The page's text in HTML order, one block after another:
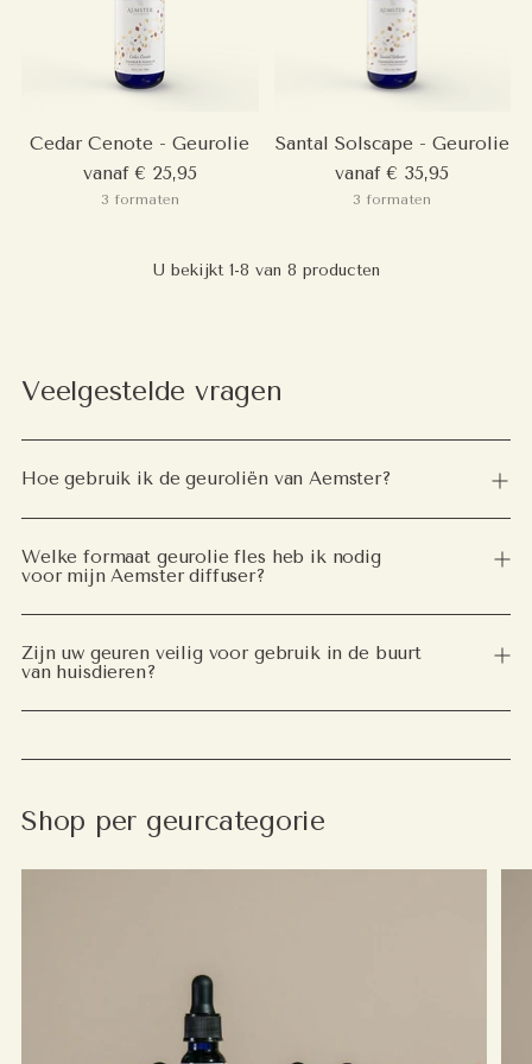
Cedar Cenote - Geurolie
vanaf € 25,95
3 formaten
Santal Solscape - Geurolie
vanaf € 35,95
3 formaten
U bekijkt 1-8 van 8 producten
Veelgestelde vragen
Hoe gebruik ik de geuroliën van Aemster?
Welke formaat geurolie fles heb ik nodig
voor mijn Aemster diffuser?
Zijn uw geuren veilig voor gebruik in de buurt
van huisdieren?
Shop per geurcategorie